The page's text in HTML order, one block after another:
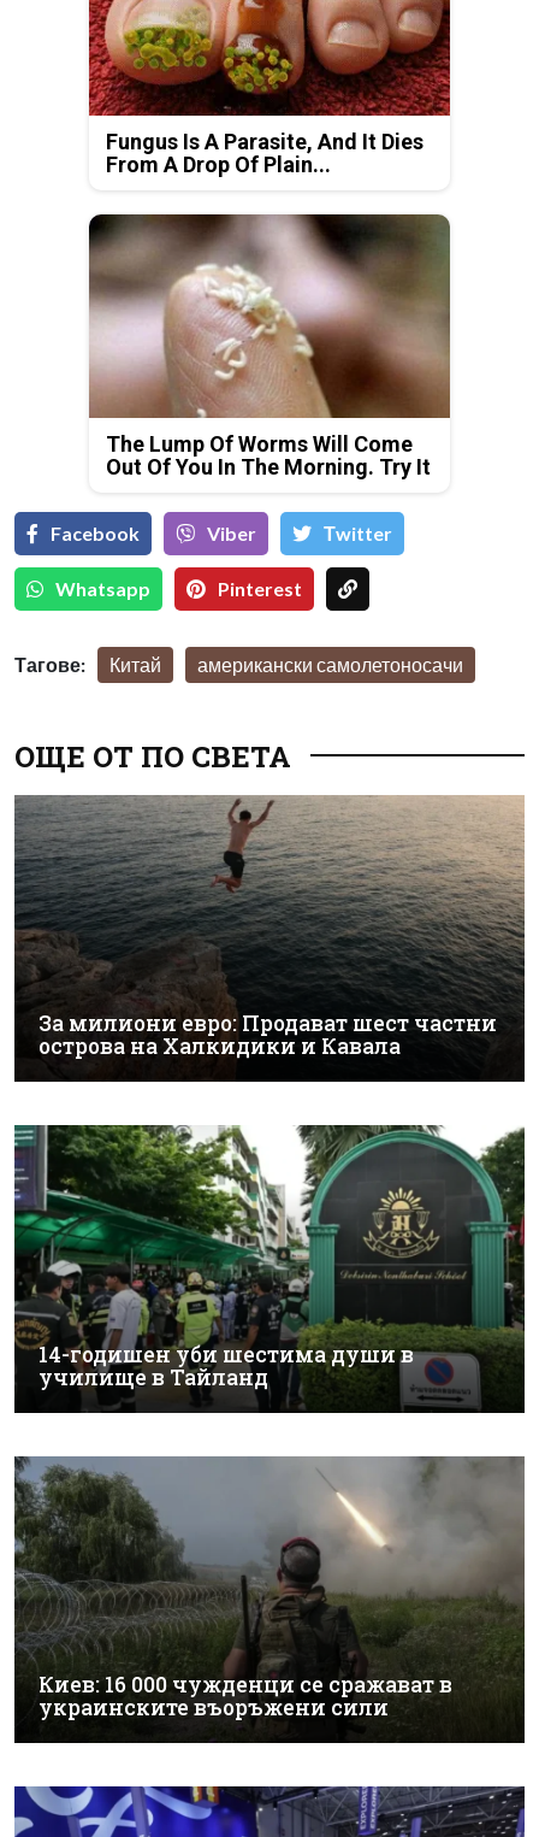
Fungus Is A Parasite, And It Dies
From A Drop Of Plain...
The Lump Of Worms Will Come
Out Of You In The Morning. Try It
Facebook Viber Тwitter
Whatsapp Pinterest
Тагове: Китай американски самолетоносачи
ОЩЕ ОТ ПО СВЕТА
За милиони евро: Продават шест частни
острова на Халкидики и Кавала
14-годишен уби шестима души в
училище в Тайланд
Киев: 16 000 чужденци се сражават в
украинските въоръжени сили